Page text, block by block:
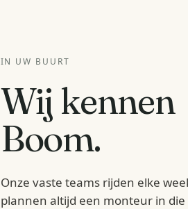
IN UW BUURT
Wij kennen
Boom.
Onze vaste teams rijden elke
plannen altijd een monteur in die